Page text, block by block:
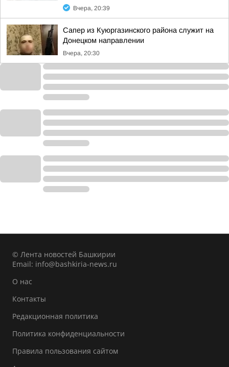
Вчера, 20:39
Сапер из Куюргазинского района служит на
Донецком направлении
Вчера, 20:30
© Лента новостей Башкирии
Email: info@bashkiria-news.ru
О нас
Контакты
Редакционная политика
Политика конфиденциальности
Правила пользования сайтом